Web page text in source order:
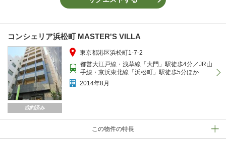
コンシェリア浜松町 MASTER'S VILLA
成約済み
この物件の特長
東京都港区浜松町1-7-2
都営大江戸線・浅草線「大門」駅徒歩4分／JR山
手線・京浜東北線「浜松町」駅徒歩5分ほか
2014年8月